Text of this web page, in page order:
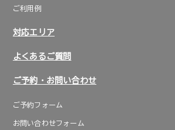
ご利用例
対応エリア
よくあるご質問
ご予約・お問い合わせ
ご予約フォーム
お問い合わせフォーム